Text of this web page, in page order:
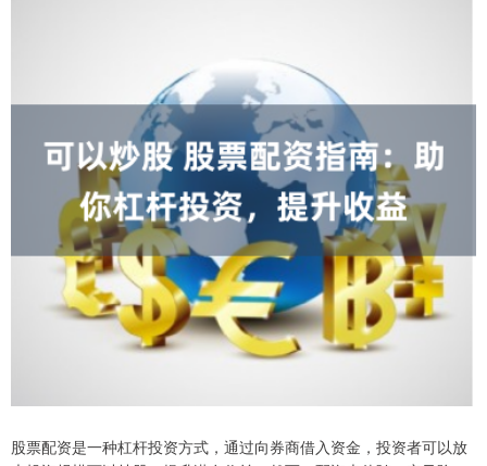
股票配资是一种杠杆投资方式，通过向券商借入资金，投资者可以放